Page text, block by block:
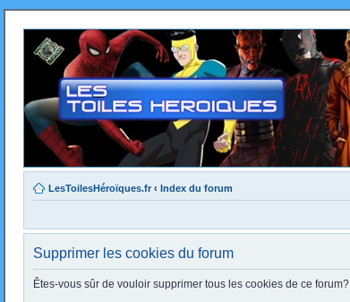
LesToilesHéroïques.fr ‹ Index du forum
Supprimer les cookies du forum
Êtes-vous sûr de vouloir supprimer tous les cookies de ce forum?